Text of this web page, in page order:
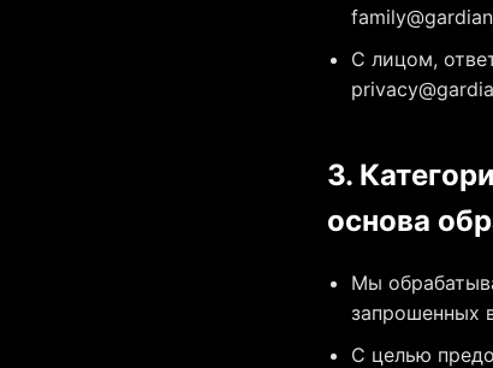
С лицом,
3.
основа
Мы
запрошенных
С целью